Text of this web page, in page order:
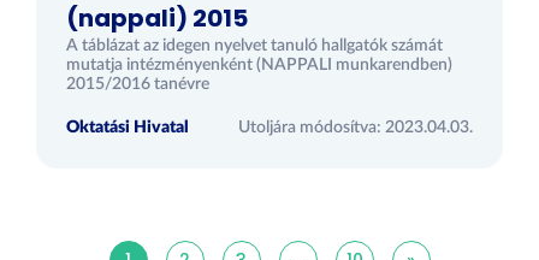
(nappali) 2015
A táblázat az idegen nyelvet tanuló hallgatók számát
mutatja intézményenként (NAPPALI munkarendben)
2015/2016 tanévre
Oktatási Hivatal Utoljára módosítva: 2023.04.03.